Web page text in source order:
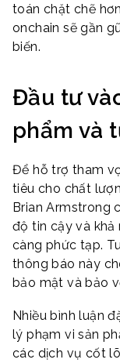
toán chặt chẽ
onchain sẽ gần
biến.
Đầu tư
phẩm và
Để hỗ trợ tham
tiêu cho chất
Brian Armstrong
độ tin cậy và khả
càng phức tạp.
thông báo này
bảo mật và bảo
Nhiều bình luận
lý phạm vi sản
các dịch vụ cốt